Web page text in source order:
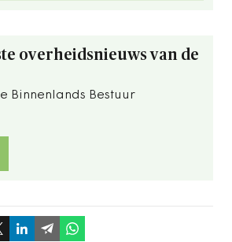
overheidsnieuws van de
Binnenlands Bestuur